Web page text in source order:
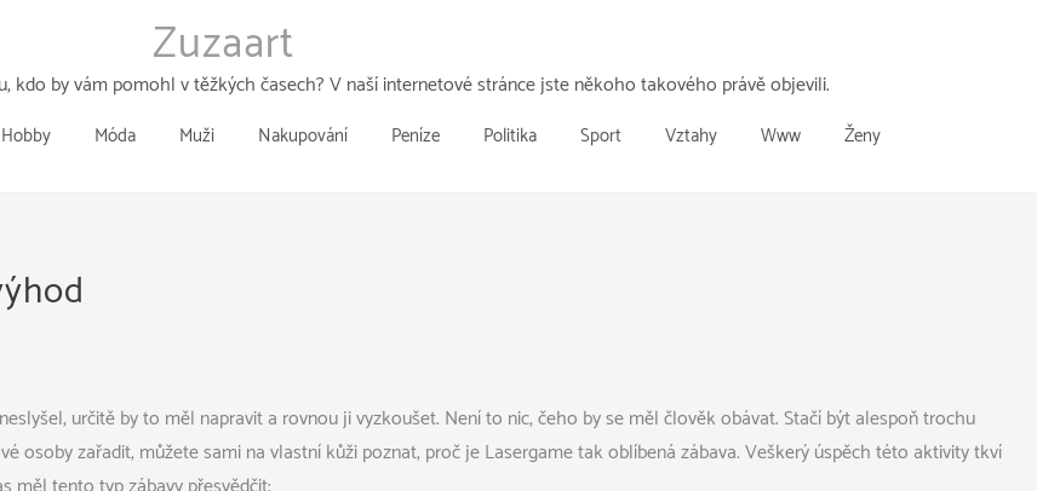
Zuzaart
by vám pomohl v těžkých časech? V naší internetové stránce jste někoho takového právě objevili.
Hobby Móda Muži Nakupování Peníze Politika Sport Vztahy Www Ženy
určitě by to měl napravit a rovnou ji vyzkoušet. Není to nic, čeho by se měl člověk obávat. Stačí být alespoň trochu
osoby zařadit, můžete sami na vlastní kůži poznat, proč jeLasergametak oblíbená zábava. Veškerý úspěch této aktivity tkví